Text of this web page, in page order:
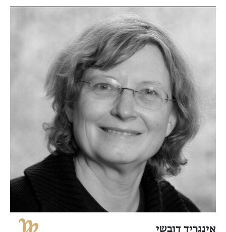
אינגריד דובשי